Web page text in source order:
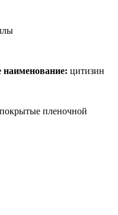
наименование: цитизин
пленочной